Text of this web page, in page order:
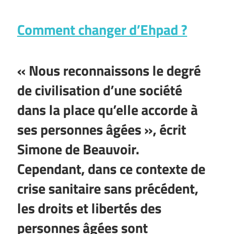
Comment changer d’Ehpad ?
« Nous reconnaissons le degré
de civilisation d’une société
dans la place qu’elle accorde à
ses personnes âgées », écrit
Simone de Beauvoir.
Cependant, dans ce contexte de
crise sanitaire sans précédent,
les droits et libertés des
personnes âgées sont